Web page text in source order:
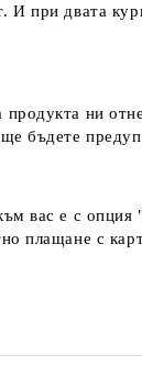
И при двата
продукта ни
ще бъдете
вас е с
плащане с